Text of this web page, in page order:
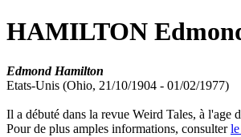
HAMILTON
Edmond Hamilton
Etats-Unis (Ohio, 21/10/1904 - 01/02/1977)
Il a débuté dans la revue Weird Tales, à l'age
Pour de plus amples informations, consulter